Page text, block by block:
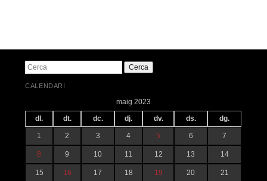
Cerca
CALENDARI
maig 2023
dl. dt. dc. dj. dv. ds. dg.
1 2 3 4 5 6 7
8 9 10 11 12 13 14
15 16 17 18 19 20 21